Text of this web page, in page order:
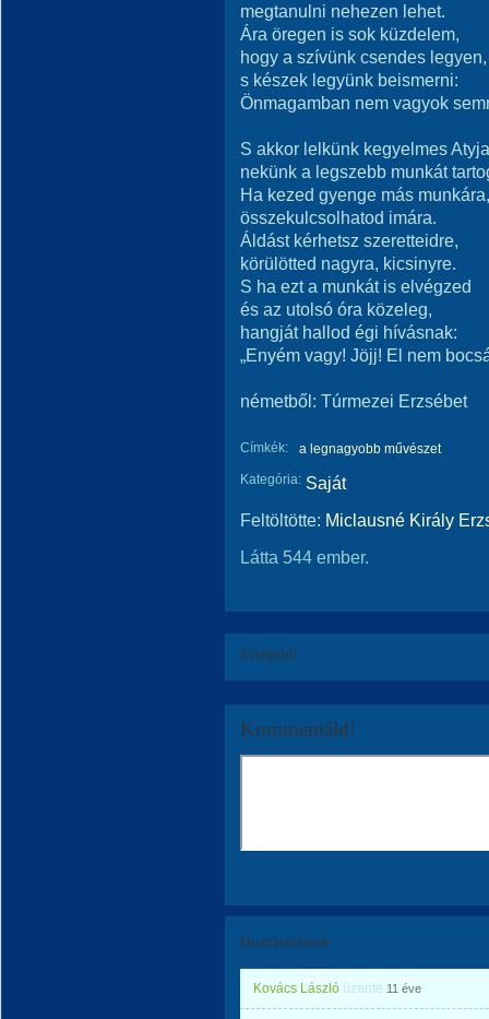
megtanulni nehezen lehet.
Ára öregen is sok küzdelem,
hogy a szívünk csendes legyen,
s készek legyünk beismerni:
Önmagamban nem vagyok
S akkor lelkünk kegyelmes Atyja
nekünk a legszebb munkát
Ha kezed gyenge más munkára,
összekulcsolhatod imára.
Áldást kérhetsz szeretteidre,
körülötted nagyra, kicsinyre.
S ha ezt a munkát is elvégzed
és az utolsó óra közeleg,
hangját hallod égi hívásnak:
„Enyém vagy! Jöjj! El nem
németből: Túrmezei Erzsébet
Címkék:
a legnagyobb művészet
Kategória: Saját
Feltöltötte: Miclausné Király
Látta 544 ember.
Értékeld!
Kommentáld!
Hozzászólások
Kovács László üzente 11 éve